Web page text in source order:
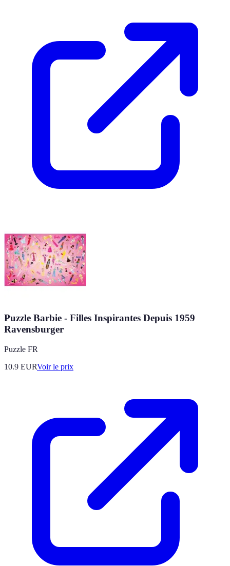
Puzzle Barbie - Filles Inspirantes Depuis 1959
Ravensburger
Puzzle FR
10.9 EURVoir le prix